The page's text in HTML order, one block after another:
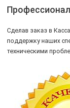
Сделав заказ в
поддержку наших
техническими